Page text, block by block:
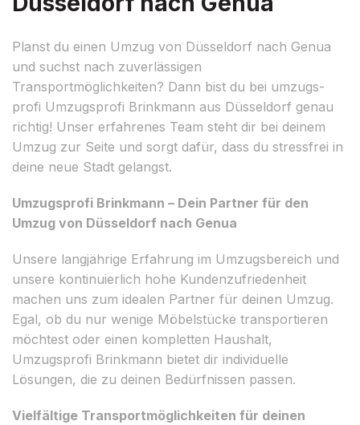
Planst du einen Umzug von Düsseldorf nach Genua
und suchst nach zuverlässigen
Transportmöglichkeiten? Dann bist du bei umzugs-
profi Umzugsprofi Brinkmann aus Düsseldorf genau
richtig! Unser erfahrenes Team steht dir bei deinem
Umzug zur Seite und sorgt dafür, dass du stressfrei in
deine neue Stadt gelangst.
Umzugsprofi Brinkmann – Dein Partner für den
Umzug von Düsseldorf nach Genua
Unsere langjährige Erfahrung im Umzugsbereich und
unsere kontinuierlich hohe Kundenzufriedenheit
machen uns zum idealen Partner für deinen Umzug.
Egal, ob du nur wenige Möbelstücke transportieren
möchtest oder einen kompletten Haushalt,
Umzugsprofi Brinkmann bietet dir individuelle
Lösungen, die zu deinen Bedürfnissen passen.
Vielfältige Transportmöglichkeiten für deinen